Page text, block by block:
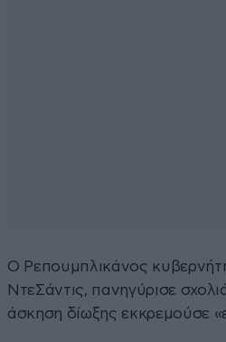
Ο Ρεπουμπλικάνος
ΝτεΣάντις, πανηγύρισε
άσκηση δίωξης εκκρεμούσε